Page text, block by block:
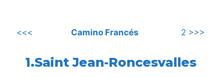
<<< Camino Francés 2 >>>
1.Saint Jean-Roncesvalles